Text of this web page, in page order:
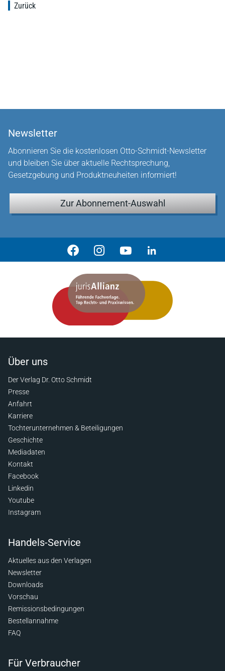
Zurück
Newsletter
Abonnieren Sie die kostenlosen Otto-Schmidt-Newsletter
und bleiben Sie über aktuelle Rechtsprechung,
Gesetzgebung und Produktneuheiten informiert!
Zur Abonnement-Auswahl
Über uns
Der Verlag Dr. Otto Schmidt
Presse
Anfahrt
Karriere
Tochterunternehmen & Beteiligungen
Geschichte
Mediadaten
Kontakt
Facebook
Linkedin
Youtube
Instagram
Handels-Service
Aktuelles aus den Verlagen
Newsletter
Downloads
Vorschau
Remissionsbedingungen
Bestellannahme
FAQ
Für Verbraucher